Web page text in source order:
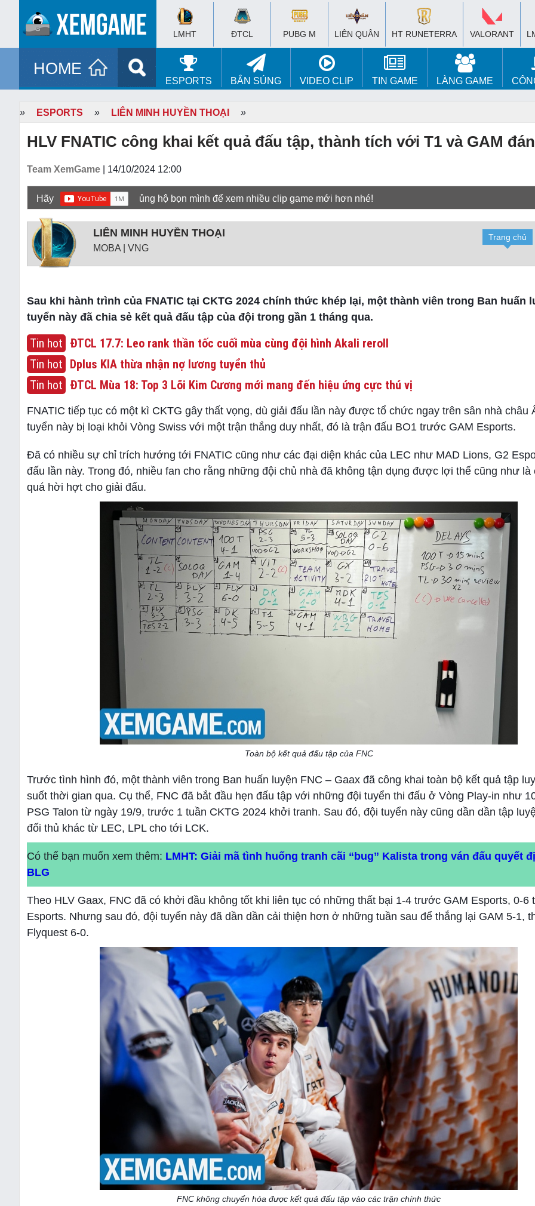
LMHT ĐTCL PUBG M LIÊN QUÂN HT RUNETERRA VALORANT
HOME
ESPORTS BẮN SÚNG VIDEO CLIP TIN GAME LÀNG GAME
» ESPORTS » LIÊN MINH HUYỀN THOẠI »
HLV FNATIC công khai kết quả đấu tập, thành tích với T1 và GAM
Team XemGame | 14/10/2024 12:00
Hãy ủng hộ bọn mình để xem nhiều clip game mới hơn nhé!
LIÊN MINH HUYỀN THOẠI
MOBA | VNG
Trang chủ
Sau khi hành trình của FNATIC tại CKTG 2024 chính thức khép lại, một thành viên trong Ban huấn
tuyển này đã chia sẻ kết quả đấu tập của đội trong gần 1 tháng qua.
Tin hot ĐTCL 17.7: Leo rank thần tốc cuối mùa cùng đội hình Akali reroll
Tin hot Dplus KIA thừa nhận nợ lương tuyển thủ
Tin hot ĐTCL Mùa 18: Top 3 Lõi Kim Cương mới mang đến hiệu ứng cực thú vị
FNATIC tiếp tục có một kì CKTG gây thất vọng, dù giải đấu lần này được tổ chức ngay trên sân nhà châu
tuyển này bị loại khỏi Vòng Swiss với một trận thắng duy nhất, đó là trận đấu BO1 trước GAM Esports.
Đã có nhiều sự chỉ trích hướng tới FNATIC cũng như các đại diện khác của LEC như MAD Lions, G2
đấu lần này. Trong đó, nhiều fan cho rằng những đội chủ nhà đã không tận dụng được lợi thế cũng như là
quá hời hợt cho giải đấu.
Toàn bộ kết quả đấu tập của FNC
Trước tình hình đó, một thành viên trong Ban huấn luyện FNC – Gaax đã công khai toàn bộ kết quả tập
suốt thời gian qua. Cụ thể, FNC đã bắt đầu hẹn đấu tập với những đội tuyển thi đấu ở Vòng Play-in như
PSG Talon từ ngày 19/9, trước 1 tuần CKTG 2024 khởi tranh. Sau đó, đội tuyển này cũng dần dần tập
đối thủ khác từ LEC, LPL cho tới LCK.
Có thể bạn muốn xem thêm: LMHT: Giải mã tình huống tranh cãi “bug” Kalista trong ván đấu quyết
BLG
Theo HLV Gaax, FNC đã có khởi đầu không tốt khi liên tục có những thất bại 1-4 trước GAM Esports, 0-6
Esports. Nhưng sau đó, đội tuyển này đã dần dần cải thiện hơn ở những tuần sau để thắng lại GAM 5-1,
Flyquest 6-0.
FNC không chuyển hóa được kết quả đấu tập vào các trận chính thức